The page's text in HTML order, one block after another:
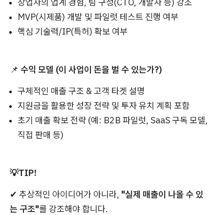
MVP(시제품) 개발 및 파일럿 테스트 진행 여부
핵심 기술력/IP(특허) 확보 여부
📌 수익 모델 (이 사업이 돈을 벌 수 있는가?)
구체적인 매출 구조 & 고객 타겟 설명
지원금을 활용한 성장 전략 및 투자 유치 계획 포함
초기 매출 확보 전략 (예: B2B 파일럿, SaaS 구독 모델,
직접 판매 등)
💡TIP!
✔ 추상적인 아이디어가 아니라, "실제 매출이 나올 수 있
는 구조"를 강조해야 합니다.